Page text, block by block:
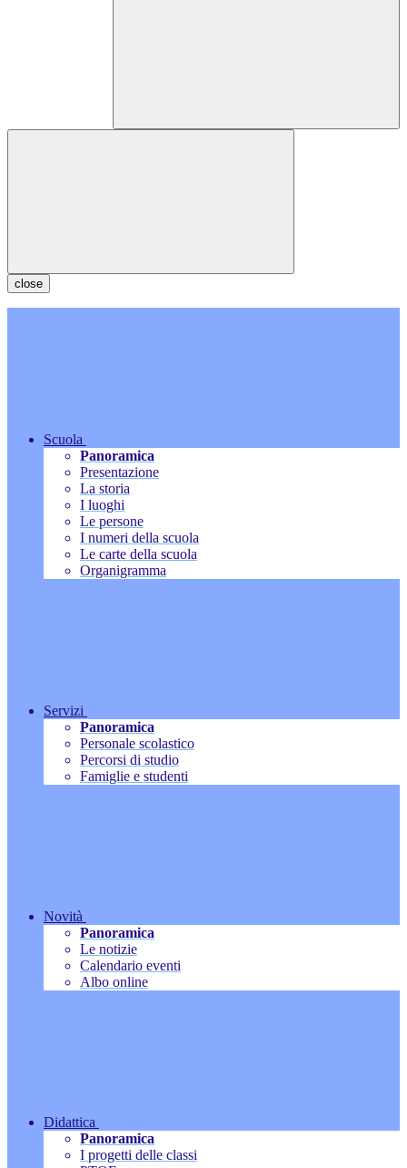
close
Scuola
Panoramica
Presentazione
La storia
I luoghi
Le persone
I numeri della scuola
Le carte della scuola
Organigramma
Servizi
Panoramica
Personale scolastico
Percorsi di studio
Famiglie e studenti
Novità
Panoramica
Le notizie
Calendario eventi
Albo online
Didattica
Panoramica
I progetti delle classi